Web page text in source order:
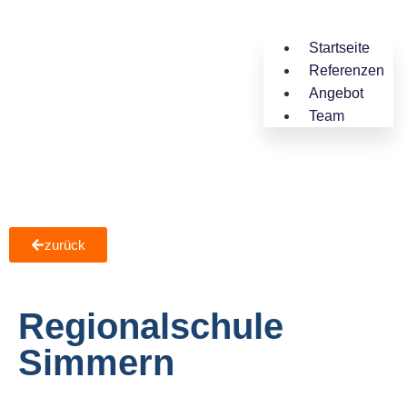
Startseite
Referenzen
Angebot
Team
zurück
Regionalschule
Simmern